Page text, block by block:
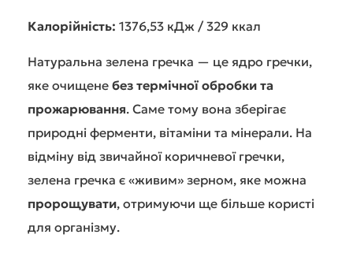
Калорійність: 1376,53 кДж / 329 ккал
Натуральна зелена гречка — це ядро гречки,
яке очищене без термічної обробки та
прожарювання. Саме тому вона зберігає
природні ферменти, вітаміни та мінерали. На
відміну від звичайної коричневої гречки,
зелена гречка є «живим» зерном, яке можна
пророщувати, отримуючи ще більше користі
для організму.